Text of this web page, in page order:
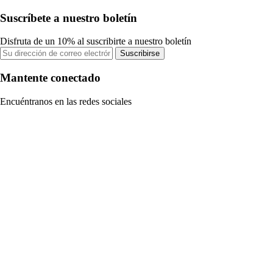
Suscríbete a nuestro boletín
Disfruta de un 10% al suscribirte a nuestro boletín
Suscribirse
Mantente conectado
Encuéntranos en las redes sociales